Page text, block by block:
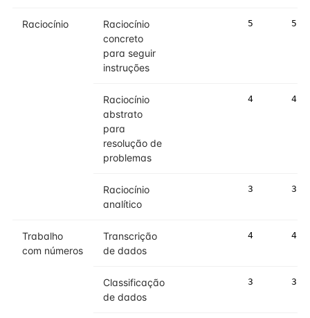
Raciocínio
Raciocínio
concreto
para seguir
instruções
5 5
Raciocínio
abstrato
para
resolução de
problemas
4 4
Raciocínio
analítico
3 3
Trabalho
com números
Transcrição
de dados
4 4
Classificação
de dados
3 3